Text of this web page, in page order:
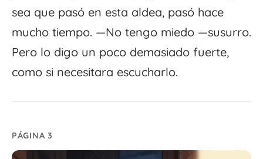
sea que pasó en esta aldea, pasó hace
mucho tiempo. —No tengo miedo —susurro.
Pero lo digo un poco demasiado fuerte,
como si necesitara escucharlo.
PÁGINA 3